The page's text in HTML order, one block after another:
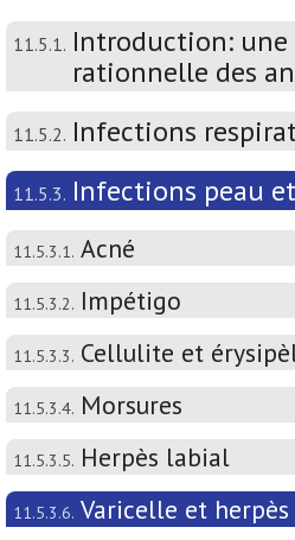
11.5.1. Introduction:
rationnelle des
11.5.2. Infections
11.5.3. Infections peau
11.5.3.1. Acné
11.5.3.2. Impétigo
11.5.3.3. Cellulite et
11.5.3.4. Morsures
11.5.3.5. Herpès labial
11.5.3.6. Varicelle et herpès